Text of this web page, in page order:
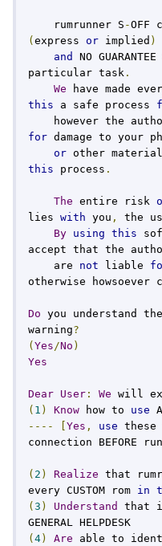
    rumrunner S
-OFF
( express or implied )
and
NO
particular task .
We
this a safe process
for damage to your
or other
this process .
The entire risk
lies with you , the
By using this
accept that the
    are
not liable
otherwise howsoever
Do you understand
warning?
( Yes/No )
Yes
Dear User : We will
( 1 ) Know how to use
----
Yes , use these
connection BEFORE
( 2 ) Realize that
every CUSTOM rom in
( 3 ) Understand
that
( 4) Are able to